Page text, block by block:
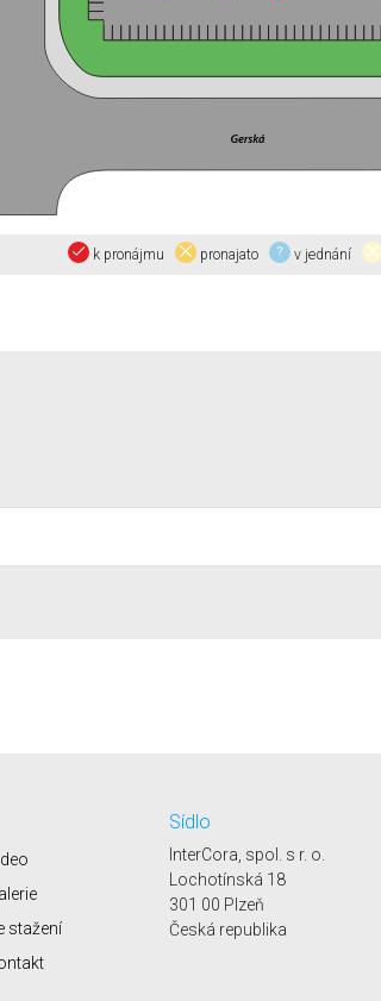
k pronájmu pronajato v jednání
stažení
Sídlo
InterCora, spol. s r. o.
Lochotínská 18
301 00 Plzeň
Česká republika